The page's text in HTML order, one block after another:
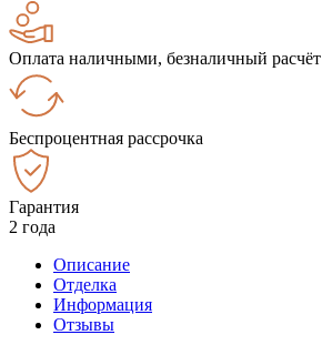
Оплата наличными, безналичный расчёт
Беспроцентная рассрочка
Гарантия
2 года
Описание
Отделка
Информация
Отзывы